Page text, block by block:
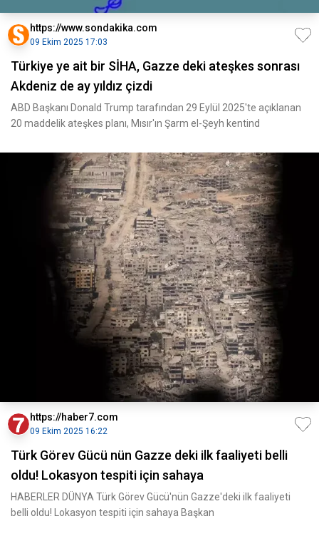
https://www.sondakika.com
09 Ekim 2025 17:03
Türkiye ye ait bir SİHA, Gazze deki ateşkes sonrası
Akdeniz de ay yıldız çizdi
ABD Başkanı Donald Trump tarafından 29 Eylül 2025'te açıklanan
20 maddelik ateşkes planı, Mısır'ın Şarm el-Şeyh kentind
https://haber7.com
09 Ekim 2025 16:22
Türk Görev Gücü nün Gazze deki ilk faaliyeti belli
oldu! Lokasyon tespiti için sahaya
HABERLER DÜNYA Türk Görev Gücü'nün Gazze'deki ilk faaliyeti
belli oldu! Lokasyon tespiti için sahaya Başkan